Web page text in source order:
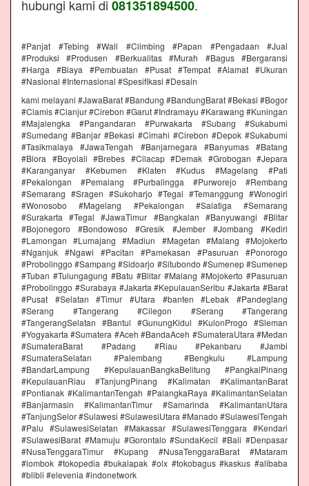
hubungi kami di 081351894500.
#Panjat #Tebing #Wall #Climbing #Papan #Pengadaan #Jual
#Produksi #Produsen #Berkualitas #Murah #Bagus #Bergaransi
#Harga #Biaya #Pembuatan #Pusat #Tempat #Alamat #Ukuran
#Nasional #Internasional #Spesifikasi #Desain
kami melayani #JawaBarat #Bandung #BandungBarat #Bekasi #Bogor
#Ciamis #Cianjur #Cirebon #Garut #Indramayu #Karawang #Kuningan
#Majalengka #Pangandaran #Purwakarta #Subang #Sukabumi
#Sumedang #Banjar #Bekasi #Cimahi #Cirebon #Depok #Sukabumi
#Tasikmalaya #JawaTengah #Banjarnegara #Banyumas #Batang
#Blora #Boyolali #Brebes #Cilacap #Demak #Grobogan #Jepara
#Karanganyar #Kebumen #Klaten #Kudus #Magelang #Pati
#Pekalongan #Pemalang #Purbalingga #Purworejo #Rembang
#Semarang #Sragen #Sukoharjo #Tegal #Temanggung #Wonogiri
#Wonosobo #Magelang #Pekalongan #Salatiga #Semarang
#Surakarta #Tegal #JawaTimur #Bangkalan #Banyuwangi #Blitar
#Bojonegoro #Bondowoso #Gresik #Jember #Jombang #Kediri
#Lamongan #Lumajang #Madiun #Magetan #Malang #Mojokerto
#Nganjuk #Ngawi #Pacitan #Pamekasan #Pasuruan #Ponorogo
#Probolinggo #Sampang #Sidoarjo #Situbondo #Sumenep #Sumenep
#Tuban #Tulungagung #Batu #Blitar #Malang #Mojokerto #Pasuruan
#Probolinggo #Surabaya #Jakarta #KepulauanSeribu #Jakarta #Barat
#Pusat #Selatan #Timur #Utara #banten #Lebak #Pandeglang
#Serang #Tangerang #Cilegon #Serang #Tangerang
#TangerangSelatan #Bantul #GunungKidul #KulonProgo #Sleman
#Yogyakarta #Sumatera #Aceh #BandaAceh #SumateraUtara #Medan
#SumateraBarat #Padang #Riau #Pekanbaru #Jambi
#SumateraSelatan #Palembang #Bengkulu #Lampung
#BandarLampung #KepulauanBangkaBelitung #PangkalPinang
#KepulauanRiau #TanjungPinang #Kalimatan #KalimantanBarat
#Pontianak #KalimantanTengah #PalangkaRaya #KalimantanSelatan
#Banjarmasin #KalimantanTimur #Samarinda #KalimantanUtara
#TanjungSelor #Sulawesi #SulawesiUtara #Manado #SulawesiTengah
#Palu #SulawesiSelatan #Makassar #SulawesiTenggara #Kendari
#SulawesiBarat #Mamuju #Gorontalo #SundaKecil #Bali #Denpasar
#NusaTenggaraTimur #Kupang #NusaTenggaraBarat #Mataram
#lombok #tokopedia #bukalapak #olx #tokobagus #kaskus #alibaba
#blibli #elevenia #indonetwork